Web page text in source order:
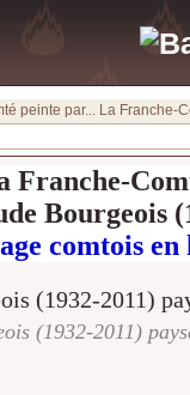
peinte par... La Franche-
Franche-
Bourgeois
comtois
(1932-2011)